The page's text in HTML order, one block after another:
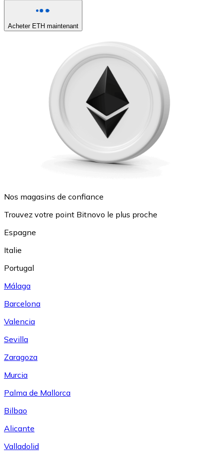
Acheter ETH maintenant
Nos magasins de confiance
Trouvez votre point Bitnovo le plus proche
Espagne
Italie
Portugal
Málaga
Barcelona
Valencia
Sevilla
Zaragoza
Murcia
Palma de Mallorca
Bilbao
Alicante
Valladolid